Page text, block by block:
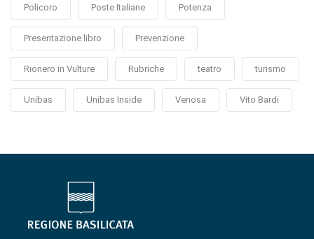
Policoro Poste Italiane Potenza
Presentazione libro Prevenzione
Rionero in Vulture Rubriche teatro turismo
Unibas Unibas Inside Venosa Vito Bardi